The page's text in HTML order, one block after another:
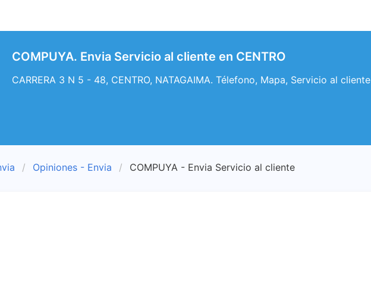
COMPUYA. Envia Servicio al cliente en CENTRO
CARRERA 3 N 5 - 48, CENTRO, NATAGAIMA. Télefono, Mapa, Servicio al
Opiniones - Envia COMPUYA - Envia Servicio al cliente